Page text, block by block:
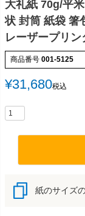
大礼紙 70g/平
状 封筒 紙袋 箸
レーザープリン
商品番号 001-5125
¥31,680税込
紙のサイズ